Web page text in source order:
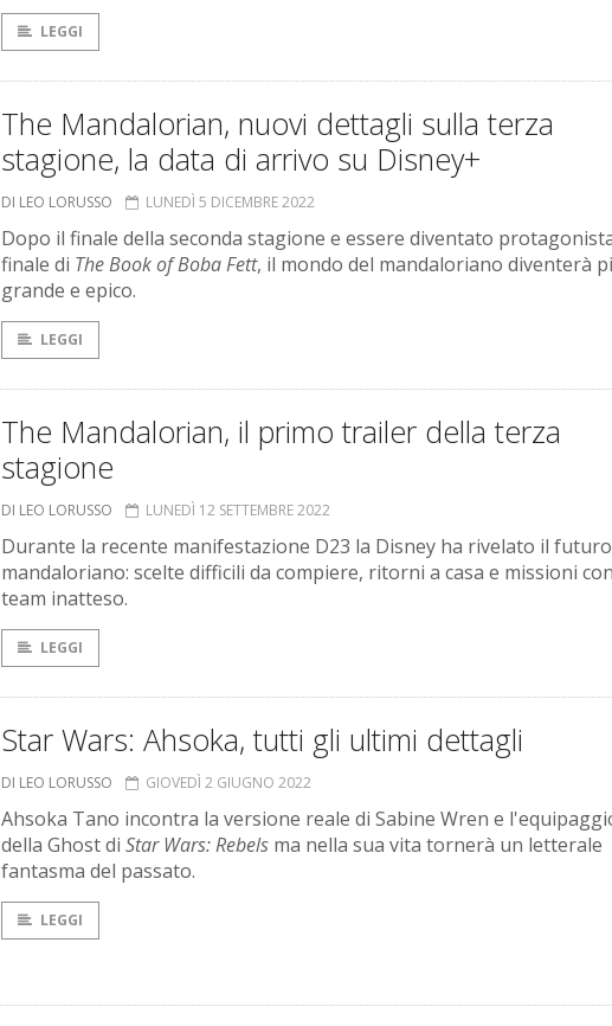
LEGGI
The Mandalorian, nuovi dettagli sulla terza
stagione, la data di arrivo su Disney+
DI LEO LORUSSO LUNEDÌ 5 DICEMBRE 2022
Dopo il finale della seconda stagione e essere diventato
finale di The Book of Boba Fett, il mondo del mandaloriano diventerà
grande e epico.
LEGGI
The Mandalorian, il primo trailer della terza
stagione
DI LEO LORUSSO LUNEDÌ 12 SETTEMBRE 2022
Durante la recente manifestazione D23 la Disney ha rivelato il
mandaloriano: scelte difficili da compiere, ritorni a casa e missioni
team inatteso.
LEGGI
Star Wars: Ahsoka, tutti gli ultimi dettagli
DI LEO LORUSSO GIOVEDÌ 2 GIUGNO 2022
Ahsoka Tano incontra la versione reale di Sabine Wren e
della Ghost di Star Wars: Rebels ma nella sua vita tornerà un letterale
fantasma del passato.
LEGGI